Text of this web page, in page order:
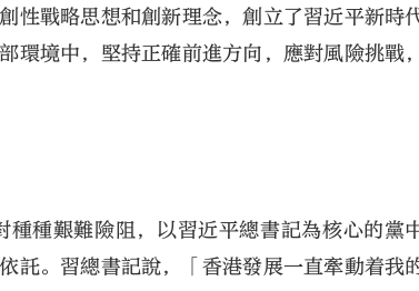
性戰略思想和創新理念，創立了習近平新時
境中，堅持正確前進方向，應對風險挑戰，
種艱難險阻，以習近平總書記為核心的黨
託。習總書記說，「香港發展一直牽動着我